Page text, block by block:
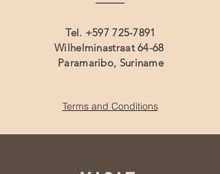
Tel. +597 725-7891
Wilhelminastraat 64-68
Paramaribo, Suriname
Terms and Conditions